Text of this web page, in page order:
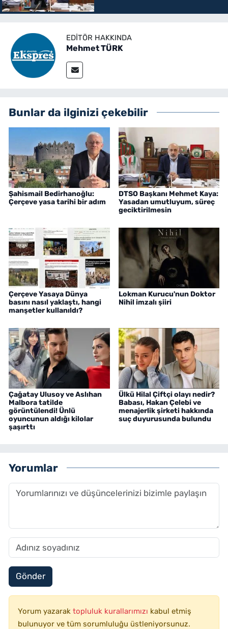
EDITÖR HAKKINDA
Mehmet TÜRK
Bunlar da ilginizi çekebilir
Şahismail Bedirhanoğlu:
Çerçeve yasa tarihi bir adım
DTSO Başkanı Mehmet Kaya:
Yasadan umutluyum, süreç
geciktirilmesin
Çerçeve Yasaya Dünya
basını nasıl yaklaştı, hangi
manşetler kullanıldı?
Lokman Kurucu'nun Doktor
Nihil imzalı şiiri
Çağatay Ulusoy ve Aslıhan
Malbora tatilde
görüntülendi! Ünlü
oyuncunun aldığı kilolar
şaşırttı
Ülkü Hilal Çiftçi olayı nedir?
Babası, Hakan Çelebi ve
menajerlik şirketi hakkında
suç duyurusunda bulundu
Yorumlar
Gönder
Yorum yazarak topluluk kurallarımızı kabul etmiş
bulunuyor ve tüm sorumluluğu üstleniyorsunuz.